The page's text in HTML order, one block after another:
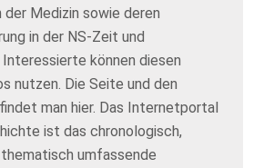
der Medizin sowie deren
in der NS-Zeit und
Interessierte können diesen
nutzen. Die Seite und den
man hier. Das Internetportal
ist das chronologisch,
umfassende